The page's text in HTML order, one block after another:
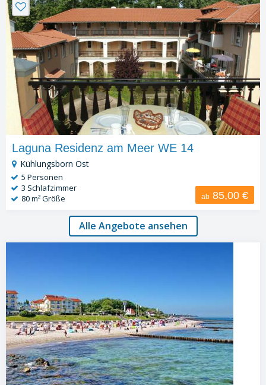
Laguna Residenz am Meer WE 14
Kühlungsborn Ost
5 Personen
3 Schlafzimmer
80 m² Größe
ab 85,00 €
Alle Angebote ansehen